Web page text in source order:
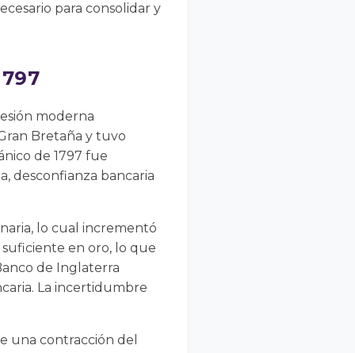
para consolidar y
moderna
Bretaña y tuvo
de 1797 fue
desconfianza bancaria
lo cual incrementó
en oro, lo que
de Inglaterra
La incertidumbre
una contracción del